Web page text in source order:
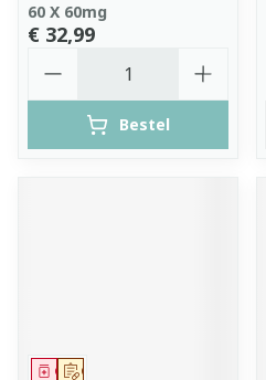
60 X 60mg
€ 32,99
Bestel
Op voorschrift
Geneesmiddel